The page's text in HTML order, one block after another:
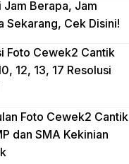
Jam Berapa, Jam
Sekarang, Cek Disini!
Foto Cewek2 Cantik
12, 13, 17 Resolusi
Foto Cewek2 Cantik
dan SMA Kekinian